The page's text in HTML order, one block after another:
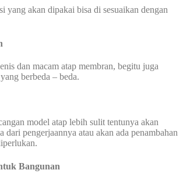
yang akan dipakai bisa di sesuaikan dengan
dan macam atap membran, begitu juga
berbeda – beda.
model atap lebih sulit tentunya akan
dari pengerjaannya atau akan ada penambahan
Bangunan